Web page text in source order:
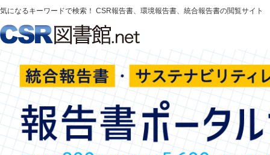
気になるキーワードで検索！ CSR報告書、環境報告書、統合報告書の閲覧サイト